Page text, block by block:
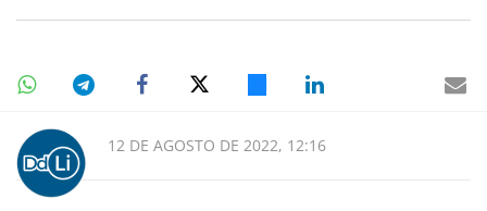
12 DE AGOSTO DE 2022, 12:16